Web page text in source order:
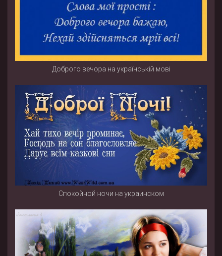
Доброго вечора на українській мові
Спокойной ночи на украинском